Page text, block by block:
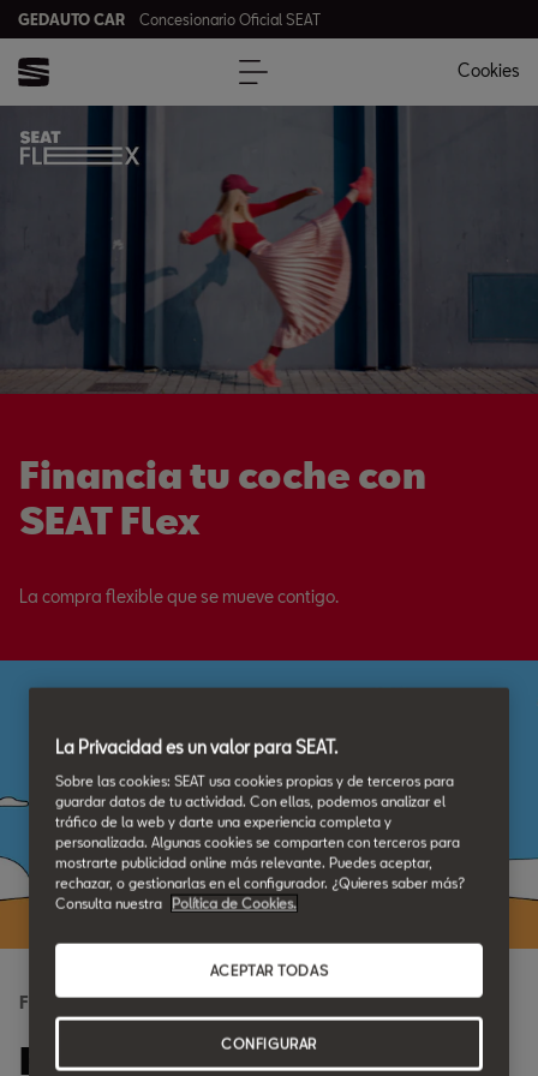
GEDAUTO CAR Concesionario Oficial SEAT
Cookies
Financia tu coche con
SEAT Flex
La compra flexible que se mueve contigo.
Financiación SEAT
Financia tu SEAT de la
La Privacidad es un valor para SEAT.
Sobre las cookies: SEAT usa cookies propias y de terceros para
guardar datos de tu actividad. Con ellas, podemos analizar el
tráfico de la web y darte una experiencia completa y
personalizada. Algunas cookies se comparten con terceros para
mostrarte publicidad online más relevante. Puedes aceptar,
rechazar, o gestionarlas en el configurador. ¿Quieres saber más?
Consulta nuestra
Política de Cookies.
ACEPTAR TODAS
CONFIGURAR